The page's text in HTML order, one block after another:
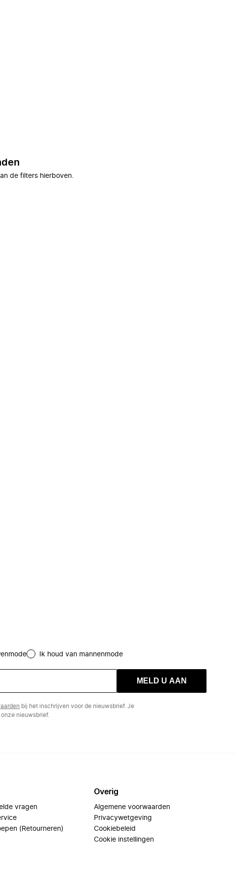
de filters hierboven.
Ik houd van mannenmode
MELD U AAN
bij het inschrijven voor de nieuwsbrief. Je
nieuwsbrief.
vragen
(Retourneren)
Overig
Algemene voorwaarden
Privacywetgeving
Cookiebeleid
Cookie instellingen